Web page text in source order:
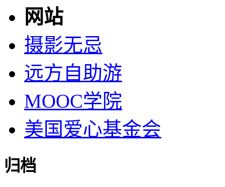
网站
摄影无忌
远方自助游
MOOC学院
美国爱心基金会
归档